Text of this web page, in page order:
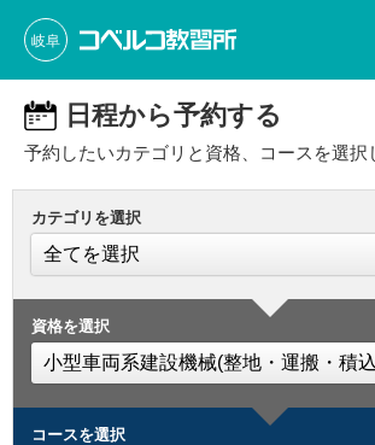
岐阜
日程から予約する
予約したいカテゴリと資格、コースを選択
カテゴリを選択
資格を選択
コースを選択